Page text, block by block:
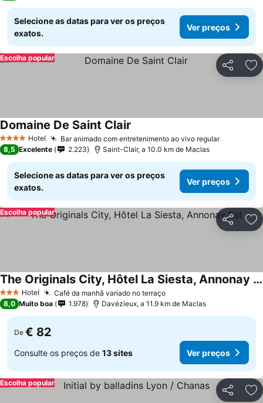
Selecione as datas para ver os preços
exatos.
Ver preços
Partilhar
Escolha popular
4 EstrelasHotel Bar animado com entretenimento ao vivo regular
Domaine De Saint Clair
8,5 Excelente 2.223 Saint-Clair, a 10.0 km de Maclas
Selecione as datas para ver os preços
exatos.
Ver preços
Partilhar
Escolha popular
3 EstrelasHotel Café da manhã variado no terraço
The Originals City, Hôtel La Siesta, Annonay Est
8,0 Muito boa 1.978 Davézieux, a 11.9 km de Maclas
De € 82
Consulte os preços de 13 sites Ver preços
Partilhar
Escolha popular